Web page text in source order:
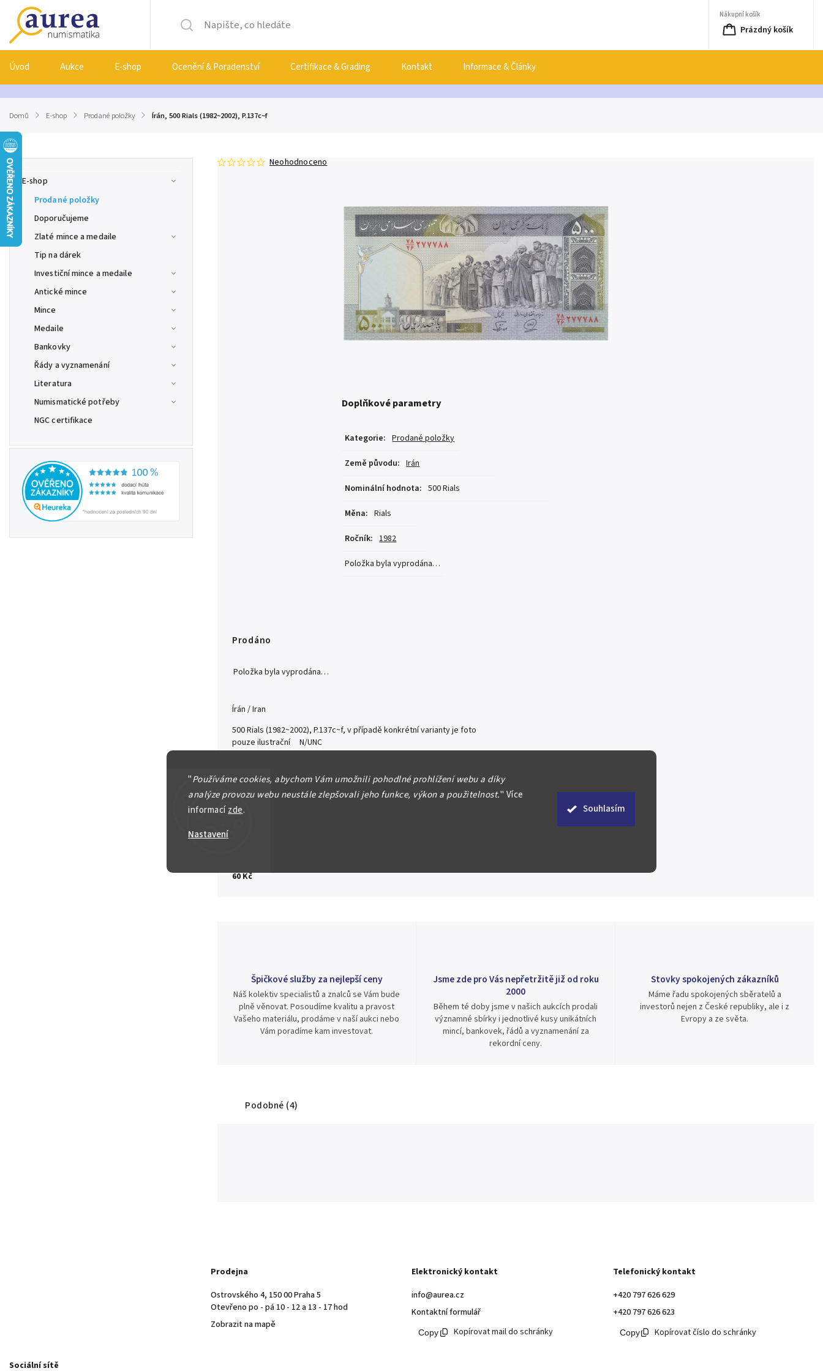
"Používáme cookies, abychom Vám umožnili pohodlné prohlížení webu a díky
analýze provozu webu neustále zlepšovali jeho funkce, výkon a použitelnost." Více
informacízde.
Nastavení
Souhlasím
Nákupní košík
Prázdný košík
Úvod Aukce E-shop Ocenění & Poradenství Certifikace & Grading Kontakt Informace & Články
Domů / E-shop / Prodané položky / Írán, 500 Rials (1982~2002), P.137c~f
E-shop
Prodané položky
Doporučujeme
Zlaté mince a medaile
Tip na dárek
Investiční mince a medaile
Antické mince
Mince
Medaile
Bankovky
Řády a vyznamenání
Literatura
Numismatické potřeby
NGC certifikace
Neohodnoceno
Doplňkové parametry
Kategorie: Prodané položky
Země původu: Irán
Nominální hodnota: 500 Rials
Měna: Rials
Ročník: 1982
Položka byla vyprodána…
60 Kč
Prodáno
Položka byla vyprodána…
Írán / Iran
500 Rials (1982~2002), P.137c~f, v případě konkrétní varianty je foto
pouze ilustrační N/UNC
Špičkové služby za nejlepší ceny
Náš kolektiv specialistů a znalců se Vám bude
plně věnovat. Posoudíme kvalitu a pravost
Vašeho materiálu, prodáme v naší aukci nebo
Vám poradíme kam investovat.
Jsme zde pro Vás nepřetržitě již od roku
2000
Během té doby jsme v našich aukcích prodali
významné sbírky i jednotlivé kusy unikátních
mincí, bankovek, řádů a vyznamenání za
rekordní ceny.
Stovky spokojených zákazníků
Máme řadu spokojených sběratelů a
investorů nejen z České republiky, ale i z
Evropy a ze světa.
Podobné (4)
Prodejna
Ostrovského 4, 150 00 Praha 5
Otevřeno po - pá 10 - 12 a 13 - 17 hod
Zobrazit na mapě
Elektronický kontakt
info@aurea.cz
Kontaktní formulář
Kopírovat mail do schránky
Telefonický kontakt
+420 797 626 629
+420 797 626 623
Kopírovat číslo do schránky
Sociální sítě